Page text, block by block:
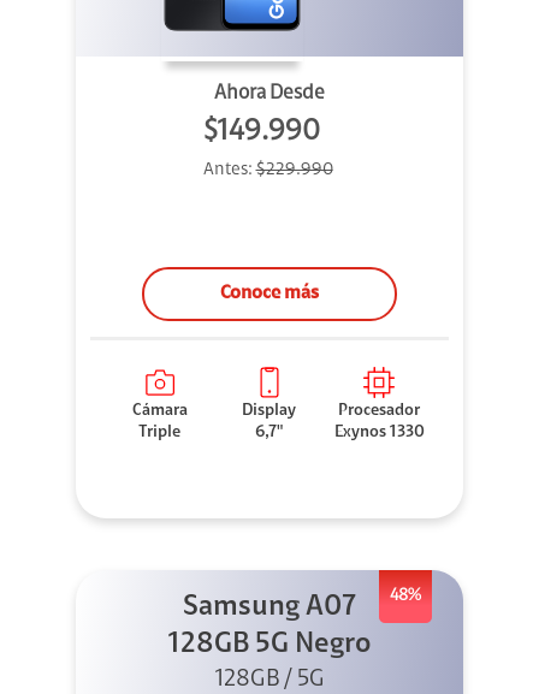
Ahora Desde
$149.990
Antes:$229.990
Conoce más
Cámara
Triple
Display
6,7"
Procesador
Exynos 1330
48%
Samsung A07
128GB 5G Negro
128GB / 5G